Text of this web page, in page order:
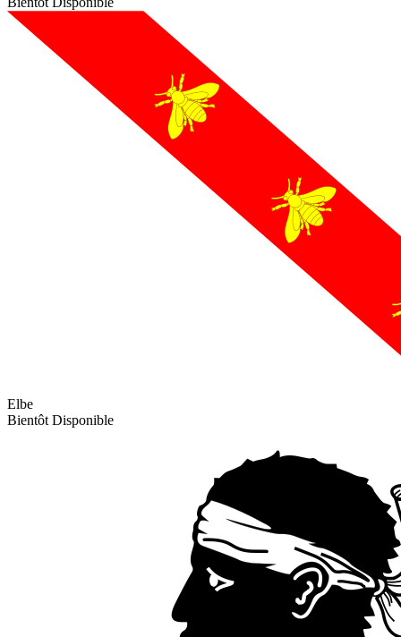
Elbe
Bientôt Disponible